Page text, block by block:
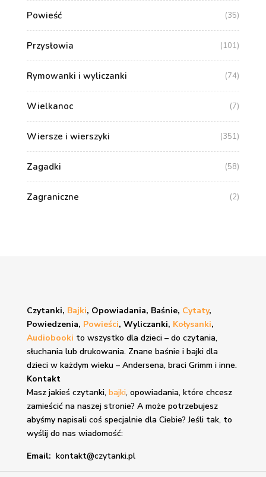
Powieść (35)
Przysłowia (101)
Rymowanki i wyliczanki (74)
Wielkanoc (7)
Wiersze i wierszyki (351)
Zagadki (58)
Zagraniczne (2)
Czytanki, Bajki, Opowiadania, Baśnie, Cytaty,
Powiedzenia, Powieści, Wyliczanki, Kołysanki,
Audiobooki to wszystko dla dzieci – do czytania,
słuchania lub drukowania. Znane baśnie i bajkidla
dzieci w każdym wieku – Andersena, braci Grimm i inne.
Kontakt
Masz jakieś czytanki, bajki, opowiadania, które chcesz
zamieścić na naszej stronie? A może potrzebujesz
abyśmy napisali coś specjalnie dla Ciebie? Jeśli tak, to
wyślij do nas wiadomość:
Email: kontakt@czytanki.pl